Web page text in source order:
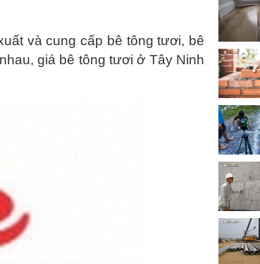
và cung cấp bê tông tươi, bê
giá bê tông tươi ở Tây Ninh